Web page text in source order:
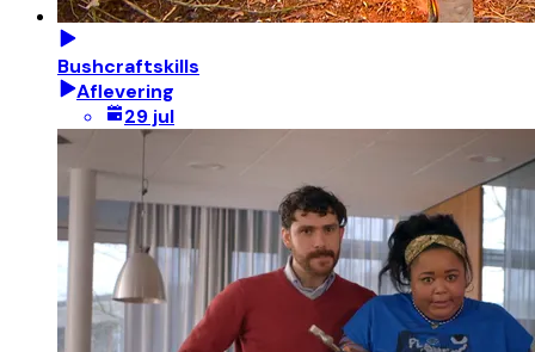
Bushcraftskills
Aflevering
29 jul